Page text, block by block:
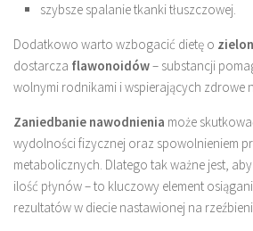
szybsze spalanie tkanki tłuszczowej.
Dodatkowo warto wzbogacić dietę o
dostarcza flawonoidów– substancji
wolnymi rodnikami i wspierających zdrowe
Zaniedbanie nawodnienia może
wydolności fizycznej oraz spowolnieniem
metabolicznych. Dlatego tak ważne jest,
ilość płynów – to kluczowy element
rezultatów w diecie nastawionej na